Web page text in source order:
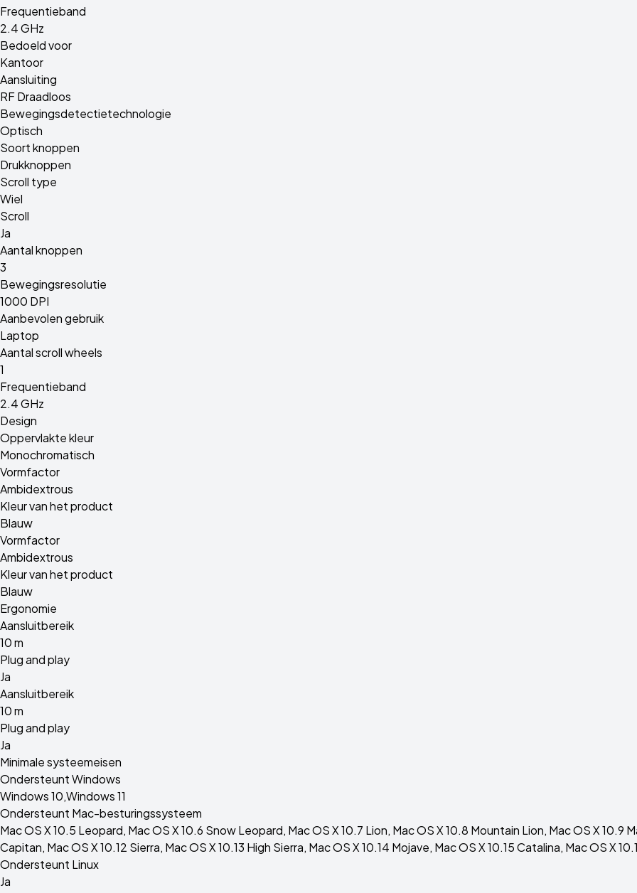
Frequentieband
2.4 GHz
Bedoeld voor
Kantoor
Aansluiting
RF Draadloos
Bewegingsdetectietechnologie
Optisch
Soort knoppen
Drukknoppen
Scroll type
Wiel
Scroll
Ja
Aantal knoppen
3
Bewegingsresolutie
1000 DPI
Aanbevolen gebruik
Laptop
Aantal scroll wheels
1
Frequentieband
2.4 GHz
Design
Oppervlakte kleur
Monochromatisch
Vormfactor
Ambidextrous
Kleur van het product
Blauw
Vormfactor
Ambidextrous
Kleur van het product
Blauw
Ergonomie
Aansluitbereik
10 m
Plug and play
Ja
Aansluitbereik
10 m
Plug and play
Ja
Minimale systeemeisen
Ondersteunt Windows
Windows 10,Windows 11
Ondersteunt Mac-besturingssysteem
Mac OS X 10.5 Leopard, Mac OS X 10.6 Snow Leopard, Mac OS X 10.7 Lion, Mac OS X 10.8 Mountain Lion, Mac OS X 10.9
Capitan, Mac OS X 10.12 Sierra, Mac OS X 10.13 High Sierra, Mac OS X 10.14 Mojave, Mac OS X 10.15 Catalina, Mac OS X
Ondersteunt Linux
Ja